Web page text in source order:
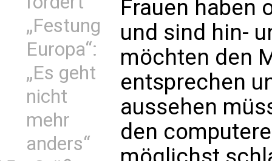
„Festung
Europa“:
„Es geht
nicht
mehr
anders“
Frauen haben
und sind hin-
möchten den
entsprechen
aussehen
den